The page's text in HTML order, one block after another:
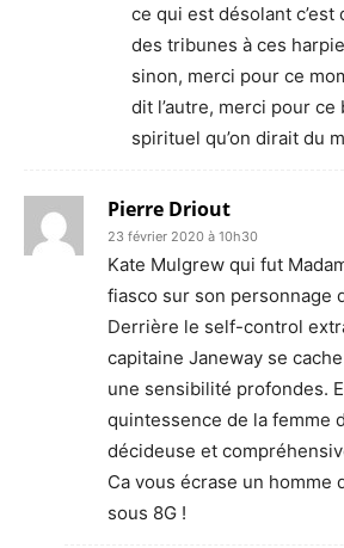
ce qui est désolant c’est
des tribunes à ces
sinon, merci pour ce
dit l’autre, merci pour
spirituel qu’on dirait du
Pierre Driout
23 février 2020 à 10h30
Kate Mulgrew qui fut
fiasco sur son personnage
Derrière le self-control
capitaine Janeway se
une sensibilité profondes.
quintessence de la femme
décideuse et
Ca vous écrase un homme
sous 8G !